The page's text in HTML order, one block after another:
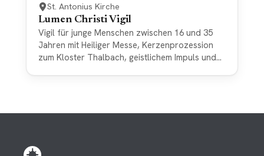
St. Antonius Kirche
Lumen Christi Vigil
Vigil für junge Menschen zwischen 16 und 35
Jahren mit Heiliger Messe, Kerzenprozession
zum Kloster Thalbach, geistlichem Impuls und